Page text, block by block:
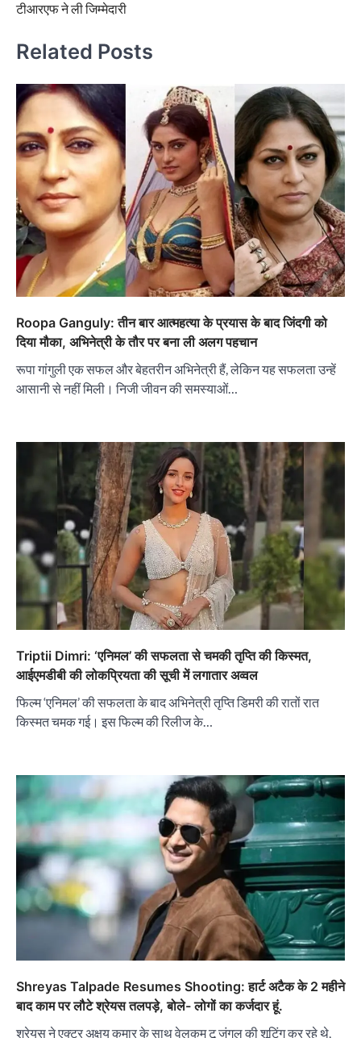
टीआरएफ ने ली जिम्मेदारी
Related Posts
Roopa Ganguly: तीन बार आत्महत्या के प्रयास के बाद जिंदगी को
दिया मौका, अभिनेत्री के तौर पर बना ली अलग पहचान
रूपा गांगुली एक सफल और बेहतरीन अभिनेत्री हैं, लेकिन यह सफलता उन्हें
आसानी से नहीं मिली। निजी जीवन की समस्याओं…
Triptii Dimri: ‘एनिमल’ की सफलता से चमकी तृप्ति की किस्मत,
आईएमडीबी की लोकप्रियता की सूची में लगातार अव्वल
फिल्म ‘एनिमल’ की सफलता के बाद अभिनेत्री तृप्ति डिमरी की रातों रात
किस्मत चमक गई। इस फिल्म की रिलीज के…
Shreyas Talpade Resumes Shooting: हार्ट अटैक के 2 महीने
बाद काम पर लौटे श्रेयस तलपड़े, बोले- लोगों का कर्जदार हूं.
श्रेयस ने एक्टर अक्षय कुमार के साथ वेलकम टू जंगल की शूटिंग कर रहे थे,